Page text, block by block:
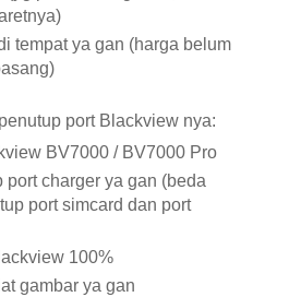
tempat ya gan (harga belum
port Blackview nya:
BV7000 / BV7000 Pro
port charger ya gan (beda
port simcard dan port
100%
gambar ya gan